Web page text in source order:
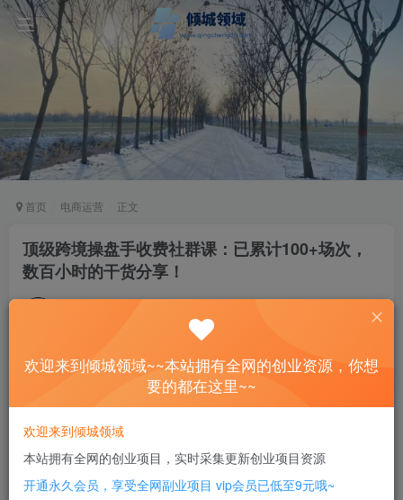
首页 电商运营 正文
顶级跨境操盘手收费社群课：已累计100+场次，
数百小时的干货分享！
私信
此内容为付费资源，请付费后查看
￥20
SVIP全站会员免费
付费资源
欢迎来到倾城领域~~本站拥有全网的创业资源，你想
要的都在这里~~
欢迎来到倾城领域
本站拥有全网的创业项目，实时采集更新创业项目资源
开通永久会员，享受全网副业项目 vip会员已低至9元哦~